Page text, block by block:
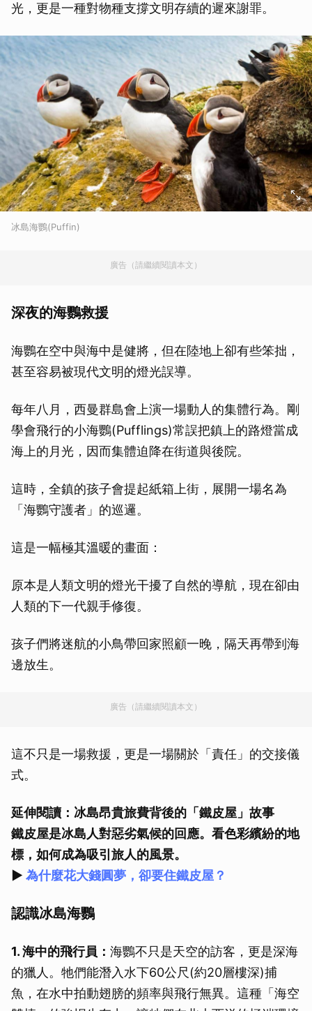
光，更是一種對物種支撐文明存續的遲來謝罪。
冰島海鸚(Puffin)
廣告（請繼續閱讀本文）
深夜的海鸚救援
海鸚在空中與海中是健將，但在陸地上卻有些笨拙，
甚至容易被現代文明的燈光誤導。
每年八月，西曼群島會上演一場動人的集體行為。剛
學會飛行的小海鸚(Pufflings)常誤把鎮上的路燈當成
海上的月光，因而集體迫降在街道與後院。
這時，全鎮的孩子會提起紙箱上街，展開一場名為
「海鸚守護者」的巡邏。
這是一幅極其溫暖的畫面：
原本是人類文明的燈光干擾了自然的導航，現在卻由
人類的下一代親手修復。
孩子們將迷航的小鳥帶回家照顧一晚，隔天再帶到海
邊放生。
廣告（請繼續閱讀本文）
這不只是一場救援，更是一場關於「責任」的交接儀
式。
延伸閱讀：冰島昂貴旅費背後的「鐵皮屋」故事
鐵皮屋是冰島人對惡劣氣候的回應。看色彩繽紛的地
標，如何成為吸引旅人的風景。
► 為什麼花大錢圓夢，卻要住鐵皮屋？
認識冰島海鸚
1. 海中的飛行員： 海鸚不只是天空的訪客，更是深海
的獵人。牠們能潛入水下60公尺(約20層樓深)捕
魚，在水中拍動翅膀的頻率與飛行無異。這種「海空